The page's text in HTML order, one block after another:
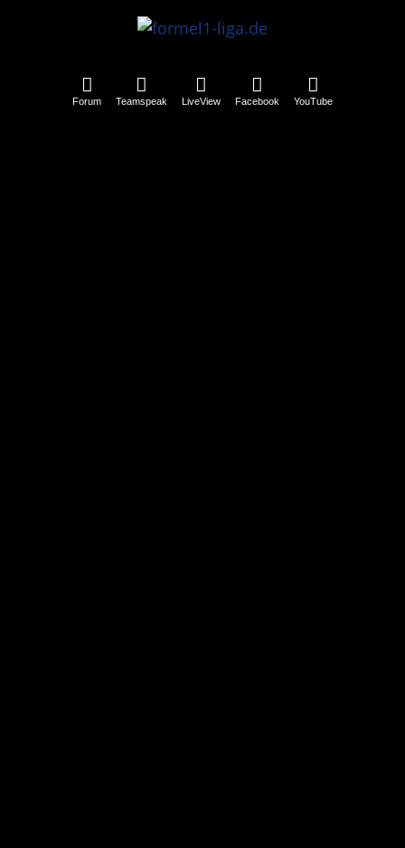
Forum Teamspeak LiveView Facebook YouTube